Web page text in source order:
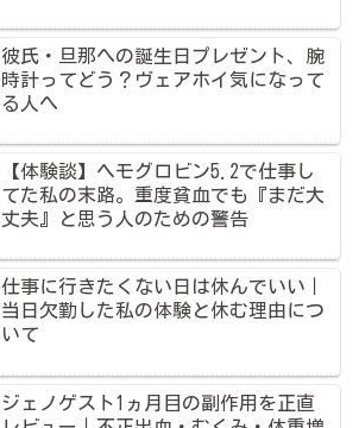
彼氏・旦那への誕生日プレゼント、腕
時計ってどう？ヴェアホイ気になって
る人へ
【体験談】ヘモグロビン5.2で仕事し
てた私の末路。重度貧血でも『まだ大
丈夫』と思う人のための警告
仕事に行きたくない日は休んでいい｜
当日欠勤した私の体験と休む理由につ
いて
ジェノゲスト1ヵ月目の副作用を正直